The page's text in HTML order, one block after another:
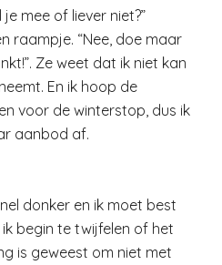
mee of liever niet?”
raampje. “Nee, doe maar
Ze weet dat ik niet kan
En ik hoop de
voor de winterstop, dus ik
aanbod af.
donker en ik moet best
begin te twijfelen of het
is geweest om niet met